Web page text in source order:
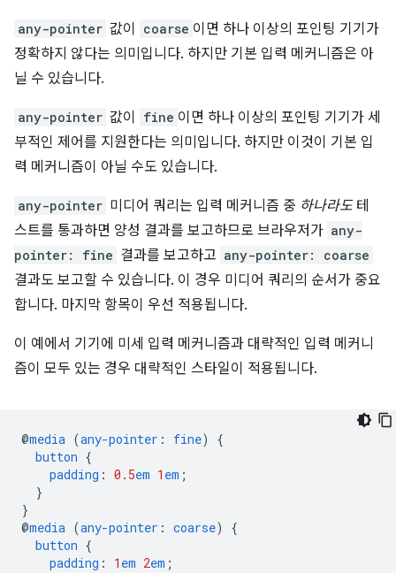
any-pointer 값이 coarse 이면 하나 이상의 포인팅 기기가
정확하지 않다는 의미입니다. 하지만 기본 입력 메커니즘은 아
닐 수 있습니다.
any-pointer 값이 fine 이면 하나 이상의 포인팅 기기가 세
부적인 제어를 지원한다는 의미입니다. 하지만 이것이 기본 입
력 메커니즘이 아닐 수도 있습니다.
any-pointer 미디어 쿼리는 입력 메커니즘 중 하나라도테
스트를 통과하면 양성 결과를 보고하므로 브라우저가 any-
pointer: fine 결과를 보고하고 any-pointer: coarse
결과도 보고할 수 있습니다. 이 경우 미디어 쿼리의 순서가 중요
합니다. 마지막 항목이 우선 적용됩니다.
이 예에서 기기에 미세 입력 메커니즘과 대략적인 입력 메커니
즘이 모두 있는 경우 대략적인 스타일이 적용됩니다.
@media (any-pointer : fine)
{
button {
padding : 0.5em 1 em ;
}
}
@media (any-pointer : coarse)
{
button {
padding : 1 em 2em ;